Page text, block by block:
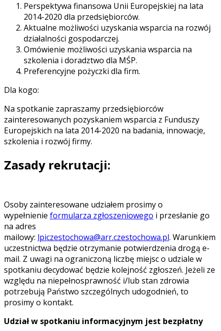
Perspektywa finansowa Unii Europejskiej na lata
2014-2020 dla przedsiębiorców.
Aktualne możliwości uzyskania wsparcia na rozwój
działalności gospodarczej.
Omówienie możliwości uzyskania wsparcia na
szkolenia i doradztwo dla MŚP.
Preferencyjne pożyczki dla firm.
Dla kogo:
Na spotkanie zapraszamy przedsiębiorców
zainteresowanych pozyskaniem wsparcia z Funduszy
Europejskich na lata 2014-2020 na badania, innowacje,
szkolenia i rozwój firmy.
Zasady rekrutacji:
Osoby zainteresowane udziałem prosimy o
wypełnienie formularza zgłoszeniowego i przesłanie go
na adres
mailowy: lpiczestochowa@arr.czestochowa.pl. Warunkiem
uczestnictwa będzie otrzymanie potwierdzenia drogą e-
mail. Z uwagi na ograniczoną liczbę miejsc o udziale w
spotkaniu decydować będzie kolejność zgłoszeń. Jeżeli ze
względu na niepełnosprawność i/lub stan zdrowia
potrzebują Państwo szczególnych udogodnień, to
prosimy o kontakt.
Udział w spotkaniu informacyjnym jest bezpłatny